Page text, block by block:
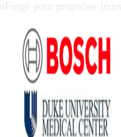
pour propulser